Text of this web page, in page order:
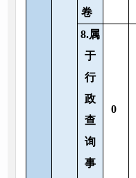
卷
8.属
于
行
政
查
询
事
0